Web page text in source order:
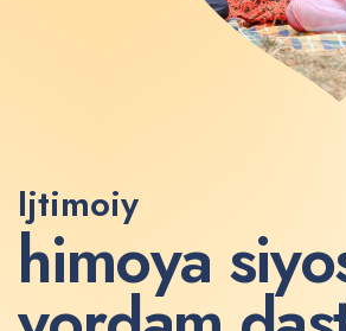
Ijtimoiy
himoya siyo